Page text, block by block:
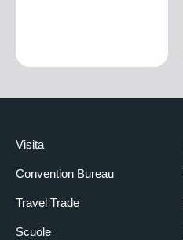
Visita
Convention Bureau
Travel Trade
Scuole